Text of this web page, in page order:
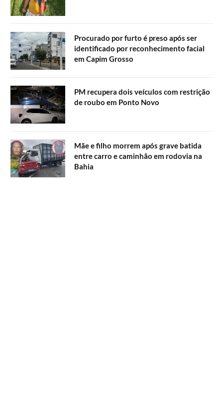
Procurado por furto é preso após ser
identificado por reconhecimento facial
em Capim Grosso
PM recupera dois veículos com restrição
de roubo em Ponto Novo
Mãe e filho morrem após grave batida
entre carro e caminhão em rodovia na
Bahia